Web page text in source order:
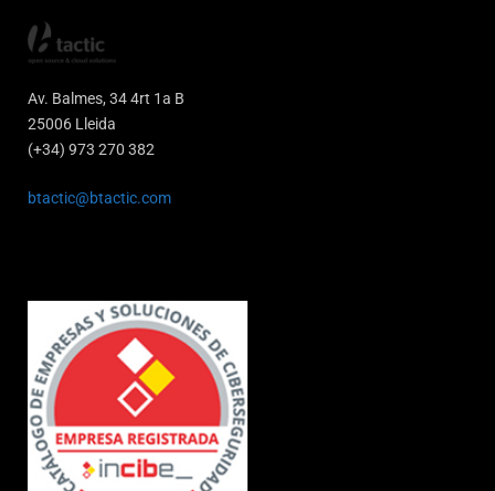
Av. Balmes, 34 4rt 1a B
25006 Lleida
(+34) 973 270 382
btactic@btactic.com